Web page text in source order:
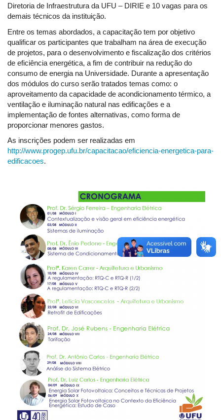
Diretoria de Infraestrutura da UFU – DIRIE e 10 vagas para os
demais técnicos da instituição.
Entre os temas abordados, a capacitação tem por objetivo
qualificar os participantes que trabalham na área de execução
de projetos, para o desenvolvimento e fiscalização dos critérios
de eficiência energética, a fim de contribuir na redução do
consumo de energia na Universidade. Durante a apresentação
dos módulos do curso serão tratados temas como: o
aproveitamento da capacidade de acondicionamento térmico, a
ventilação e iluminação natural nas edificações e a
implementação de fontes alternativas, como forma de
proporcionar menores gastos.
As inscrições podem ser realizadas em
http://www.progep.ufu.br/capacitacao/eficiencia-energetica-para-
edificacoes.